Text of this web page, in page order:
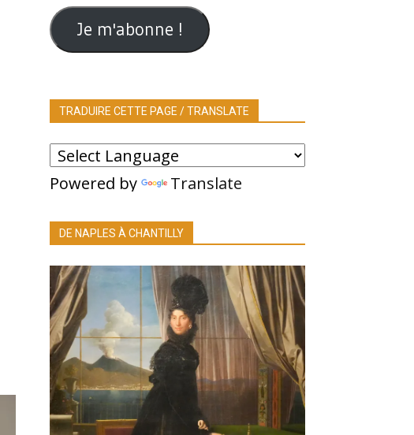
Je m'abonne !
TRADUIRE CETTE PAGE / TRANSLATE
Powered by Translate
DE NAPLES À CHANTILLY